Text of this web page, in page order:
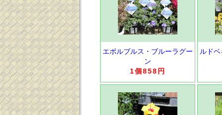
エボルブルス・ブルーラグー
ン
1個858円
ルド